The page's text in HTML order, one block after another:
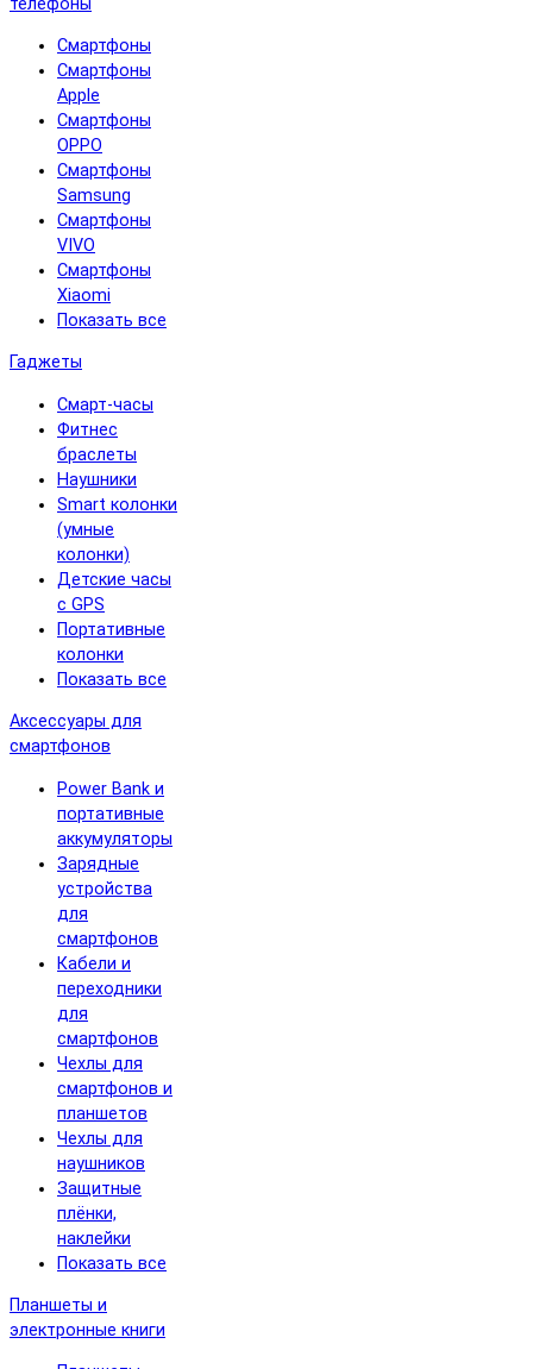
Смартфоны
Смартфоны
Apple
Смартфоны
OPPO
Смартфоны
Samsung
Смартфоны
VIVO
Смартфоны
Xiaomi
Показать все
Гаджеты
Смарт-часы
Фитнес
браслеты
Наушники
Smart колонки
(умные
колонки)
Детские часы
с GPS
Портативные
колонки
Показать все
Аксессуары для
смартфонов
Power Bank и
портативные
аккумуляторы
Зарядные
устройства
для
смартфонов
Кабели и
переходники
для
смартфонов
Чехлы для
смартфонов и
планшетов
Чехлы для
наушников
Защитные
плёнки,
наклейки
Показать все
Планшеты и
электронные книги